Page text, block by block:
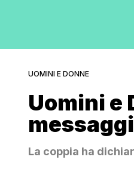
UOMINI E DONNE
Uomini e
La coppia ha